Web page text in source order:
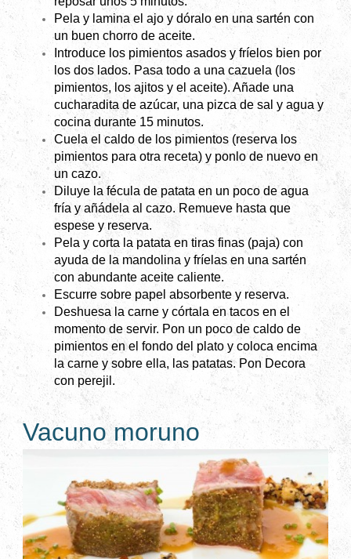
Pela y lamina el ajo y dóralo en una sartén con
un buen chorro de aceite.
Introduce los pimientos asados y fríelos bien por
los dos lados. Pasa todo a una cazuela (los
pimientos, los ajitos y el aceite). Añade una
cucharadita de azúcar, una pizca de sal y agua y
cocina durante 15 minutos.
Cuela el caldo de los pimientos (reserva los
pimientos para otra receta) y ponlo de nuevo en
un cazo.
Diluye la fécula de patata en un poco de agua
fría y añádela al cazo. Remueve hasta que
espese y reserva.
Pela y corta la patata en tiras finas (paja) con
ayuda de la mandolina y fríelas en una sartén
con abundante aceite caliente.
Escurre sobre papel absorbente y reserva.
Deshuesa la carne y córtala en tacos en el
momento de servir. Pon un poco de caldo de
pimientos en el fondo del plato y coloca encima
la carne y sobre ella, las patatas. Pon Decora
con perejil.
Vacuno moruno